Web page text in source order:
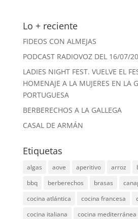
Lo + reciente
FIDEOS CON ALMEJAS
PODCAST RADIOVOZ DEL 16/07/
LADIES NIGHT FEST. VUELVE EL
HOMENAJE A LA MUJERES EN LA
PORTUGUESA
BERBERECHOS A LA GALLEGA
CASAL DE ARMÁN
Etiquetas
algas aove aperitivo arroz
bbq
berberechos brasas
cocina atlántica
cocina francesa
cocina italiana
cocina mediterránea